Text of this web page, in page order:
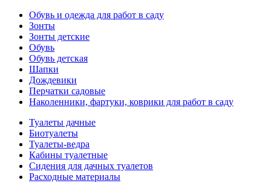
Обувь и одежда для работ в саду
Зонты
Зонты детские
Обувь
Обувь детская
Шапки
Дождевики
Перчатки садовые
Наколенники, фартуки, коврики для работ в саду
Туалеты дачные
Биотуалеты
Туалеты-ведра
Кабины туалетные
Сидения для дачных туалетов
Расходные материалы